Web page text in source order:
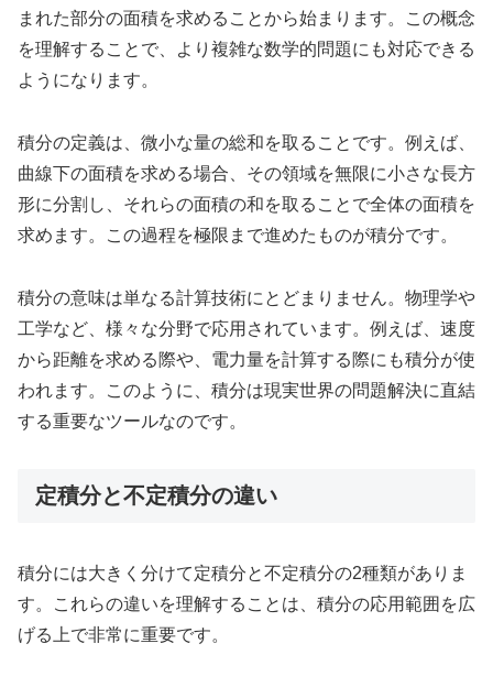
まれた部分の面積を求めることから始まります。この概念
を理解することで、より複雑な数学的問題にも対応できる
ようになります。
積分の定義は、微小な量の総和を取ることです。例えば、
曲線下の面積を求める場合、その領域を無限に小さな長方
形に分割し、それらの面積の和を取ることで全体の面積を
求めます。この過程を極限まで進めたものが積分です。
積分の意味は単なる計算技術にとどまりません。物理学や
工学など、様々な分野で応用されています。例えば、速度
から距離を求める際や、電力量を計算する際にも積分が使
われます。このように、積分は現実世界の問題解決に直結
する重要なツールなのです。
定積分と不定積分の違い
積分には大きく分けて定積分と不定積分の2種類がありま
す。これらの違いを理解することは、積分の応用範囲を広
げる上で非常に重要です。